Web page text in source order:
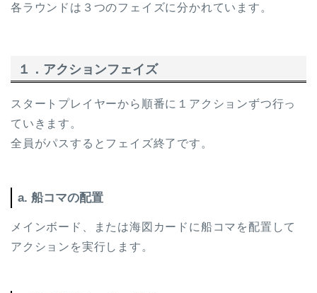
各ラウンドは３つのフェイズに分かれています。
１．アクションフェイズ
スタートプレイヤーから順番に１アクションずつ行っ
ていきます。
全員がパスするとフェイズ終了です。
a. 船コマの配置
メインボード、または海図カードに船コマを配置して
アクションを実行します。